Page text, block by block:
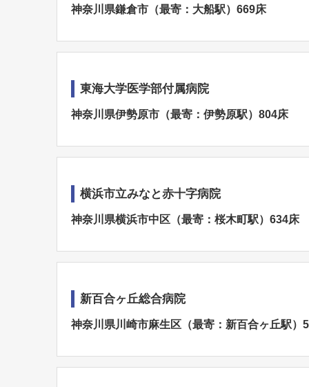
神奈川県鎌倉市（最寄：大船駅）669床
東海大学医学部付属病院
神奈川県伊勢原市（最寄：伊勢原駅）804床
横浜市立みなと赤十字病院
神奈川県横浜市中区（最寄：桜木町駅）634床
新百合ヶ丘総合病院
神奈川県川崎市麻生区（最寄：新百合ヶ丘駅）